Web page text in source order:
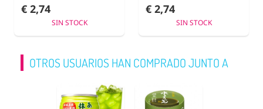
€ 2,74
SIN STOCK
€ 2,74
SIN STOCK
OTROS USUARIOS HAN COMPRADO JUNTO A